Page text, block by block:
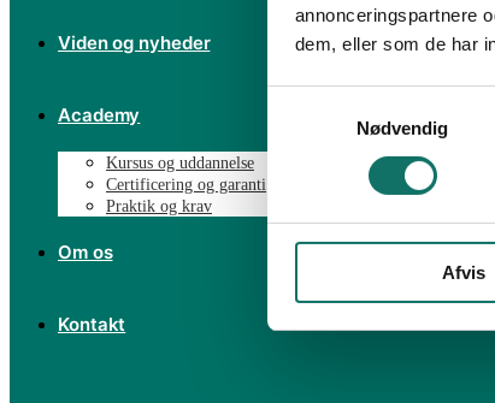
annonceringspartnere
dem, eller som de har
Nødvendig
Afvis
Viden og nyheder
Academy
Kursus og uddannelse
Certificering og garanti
Praktik og krav
Om os
Kontakt